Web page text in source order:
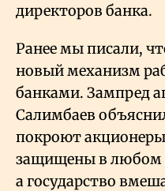
директоров банка.
Ранее мы писали,
новый механизм
банками. Зампред
Салимбаев
покроют
защищены в любом
а государство